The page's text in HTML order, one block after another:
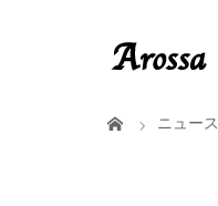
ニュース